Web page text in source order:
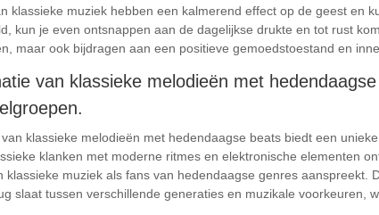
klassieke muziek hebben een kalmerend effect op de geest en
kun je even ontsnappen aan de dagelijkse drukte en tot rust
maar ook bijdragen aan een positieve gemoedstoestand en
van klassieke melodieën met
klassieke melodieën met hedendaagse beats biedt een
klanken met moderne ritmes en elektronische elementen
klassieke muziek als fans van hedendaagse genres
slaat tussen verschillende generaties en muzikale voorkeuren,